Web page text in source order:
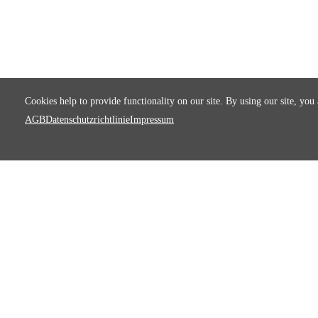
Cookies help to provide functionality on our site. By using our site, you
AGBDatenschutzrichtlinieImpressum